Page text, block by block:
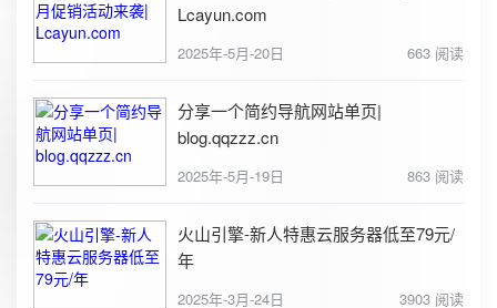
Lcayun.com
2025年-5月-20日 663 阅读
分享一个简约导航网站单页|
blog.qqzzz.cn
2025年-5月-19日 863 阅读
火山引擎-新人特惠云服务器低至79元/
年
2025年-3月-24日 3903 阅读